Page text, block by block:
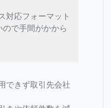
応フォーマット
で手間がかから
きず取引先会社